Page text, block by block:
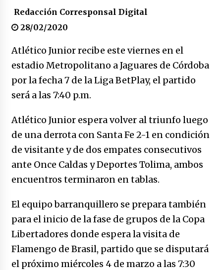
Irán, donde están los pinches grupos
Medellín necesita gobernantes con sentido
de pertenencia
15/01/2026
Falcao regresa con el rabo entre las patas
Captura de Maduro, donde manda capitán,
no manda marinero.
04/01/2026
caerle
31/12/2025
Que sea un hecho el decreto que quita prima
de servicios a honorables zánganos
31/12/2025
Redacción Corresponsal Digital
28/02/2020
Atlético Junior recibe este viernes en el
estadio Metropolitano a Jaguares de Córdoba
por la fecha 7 de la Liga BetPlay, el partido
será a las 7:40 p.m.
Atlético Junior espera volver al triunfo luego
de una derrota con Santa Fe 2-1 en condición
de visitante y de dos empates consecutivos
ante Once Caldas y Deportes Tolima, ambos
encuentros terminaron en tablas.
El equipo barranquillero se prepara también
para el inicio de la fase de grupos de la Copa
Libertadores donde espera la visita de
Flamengo de Brasil, partido que se disputará
el próximo miércoles 4 de marzo a las 7:30